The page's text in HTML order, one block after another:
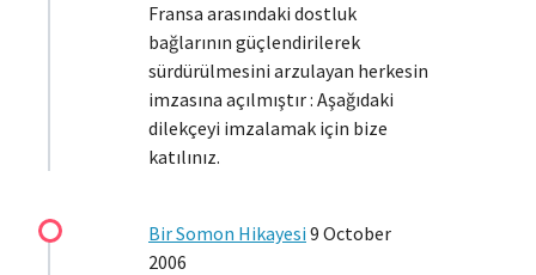
Fransa arasındaki dostluk
bağlarının güçlendirilerek
sürdürülmesini arzulayan herkesin
imzasına açılmıştır : Aşağıdaki
dilekçeyi imzalamak için bize
katılınız.
Bir Somon Hikayesi 9 October
2006